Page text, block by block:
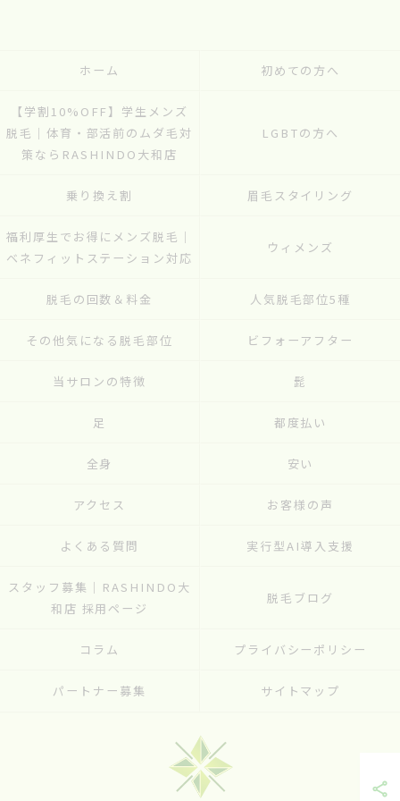
ホーム 初めての方へ
【学割10%OFF】学生メンズ
脱毛｜体育・部活前のムダ毛対
策ならRASHINDO大和店
LGBTの方へ
乗り換え割 眉毛スタイリング
福利厚生でお得にメンズ脱毛｜
ベネフィットステーション対応
ウィメンズ
脱毛の回数＆料金 人気脱毛部位5種
その他気になる脱毛部位 ビフォーアフター
当サロンの特徴 髭
足 都度払い
全身 安い
アクセス お客様の声
よくある質問 実行型AI導入支援
スタッフ募集｜RASHINDO大
和店 採用ページ
脱毛ブログ
コラム プライバシーポリシー
パートナー募集 サイトマップ